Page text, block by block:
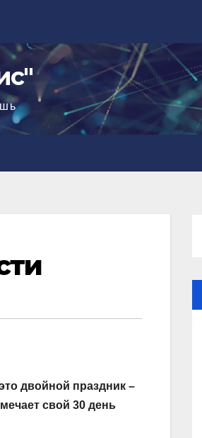
двойной праздник –
свой 30 день